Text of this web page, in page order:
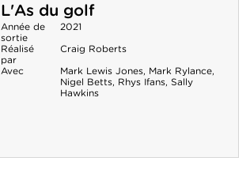
L'As du golf
Année de
sortie
2021
Réalisé
par
Craig Roberts
Avec
Mark Lewis Jones, Mark Rylance,
Nigel Betts, Rhys Ifans, Sally
Hawkins